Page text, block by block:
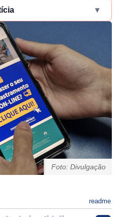
▾
Foto: Divulgação
readme